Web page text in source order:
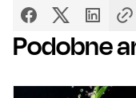
Podobne